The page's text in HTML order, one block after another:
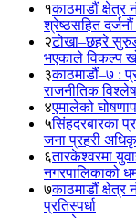
१काठमाडौं क्षेत्र
श्रेष्ठसहित
२टोखा–छहरे
भएकाले विकल्प
३काठमाडौं–७ :
राजनीतिक
४एमालेको
५सिंहदरबारका
जना प्रहरी
६तारकेश्वरमा
नगरपालिकाको
७काठमाडौं क्षेत्र
प्रतिस्पर्धा